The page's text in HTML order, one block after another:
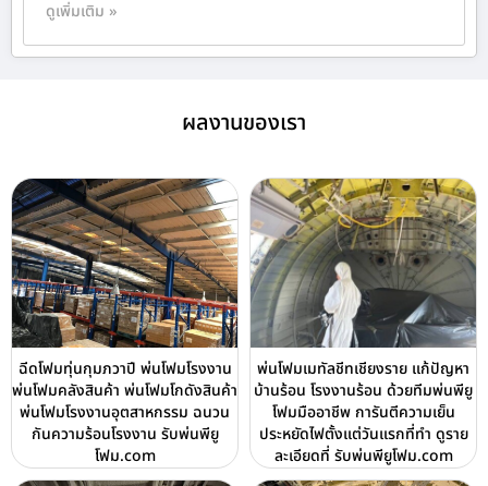
ดูเพิ่มเติม »
ผลงานของเรา
ฉีดโฟมทุ่นกุมภวาปี พ่นโฟมโรงงาน
พ่นโฟมคลังสินค้า พ่นโฟมโกดังสินค้า
พ่นโฟมโรงงานอุตสาหกรรม ฉนวน
กันความร้อนโรงงาน รับพ่นพียู
โฟม.com
พ่นโฟมเมทัลชีทเชียงราย แก้ปัญหา
บ้านร้อน โรงงานร้อน ด้วยทีมพ่นพียู
โฟมมืออาชีพ การันตีความเย็น
ประหยัดไฟตั้งแต่วันแรกที่ทำ ดูราย
ละเอียดที่ รับพ่นพียูโฟม.com